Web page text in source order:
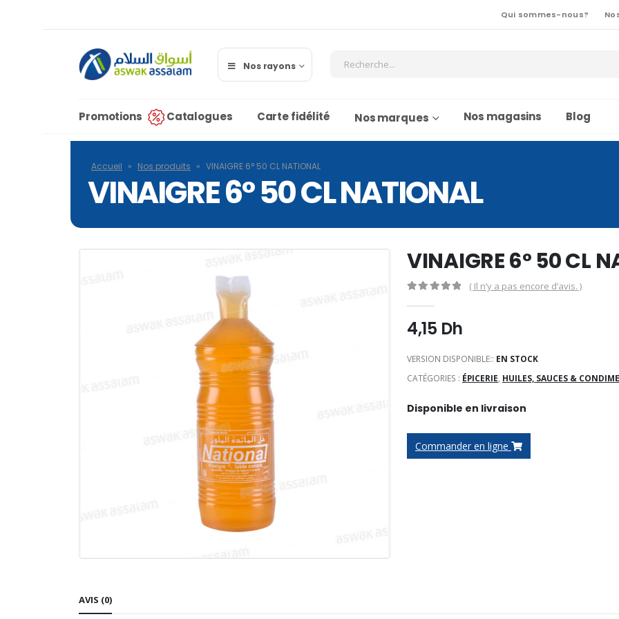
Qui sommes-nous?
Nos rayons
Promotions Catalogues Carte fidélité Nos marques Nos magasins Blog
Accueil » Nos produits » VINAIGRE 6° 50 CL NATIONAL
VINAIGRE 6° 50 CL NATIONAL
VINAIGRE 6° 50 CL
( Il n’y a pas encore d’avis. )
4,15 Dh
VERSION DISPONIBLE:: EN STOCK
CATÉGORIES : ÉPICERIE, HUILES, SAUCES &
Disponible en livraison
Commander en ligne
AVIS (0)